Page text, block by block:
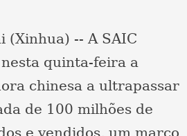
(Xinhua) -- A SAIC
quinta-feira a
chinesa a ultrapassar
de 100 milhões de
e vendidos, um marco